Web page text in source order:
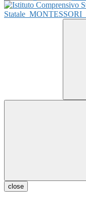
Statale MONTESSORI
close